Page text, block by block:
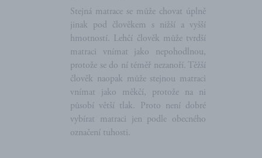
Stejná matrace se může chovat úplně
jinak pod člověkem s nižší a vyšší
hmotností. Lehčí člověk může tvrdší
matraci vnímat jako nepohodlnou,
protože se do ní téměř nezanoří. Těžší
člověk naopak může stejnou matraci
vnímat jako měkčí, protože na ni
působí větší tlak. Proto není dobré
vybírat matraci jen podle obecného
označení tuhosti.